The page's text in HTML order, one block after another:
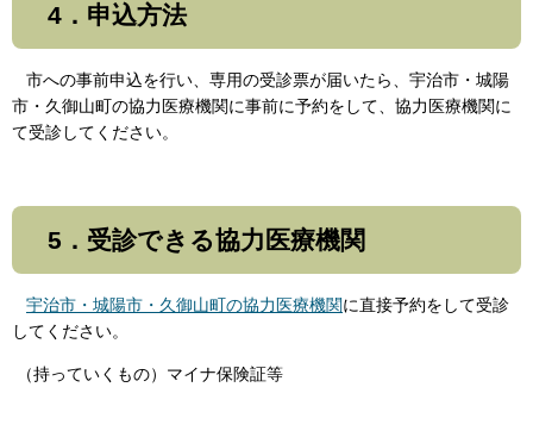
4．申込方法
市への事前申込を行い、専用の受診票が届いたら、宇治市・城陽
市・久御山町の協力医療機関に事前に予約をして、協力医療機関に
て受診してください。
5．受診できる協力医療機関
宇治市・城陽市・久御山町の協力医療機関に直接予約をして受診
してください。
（持っていくもの）マイナ保険証等